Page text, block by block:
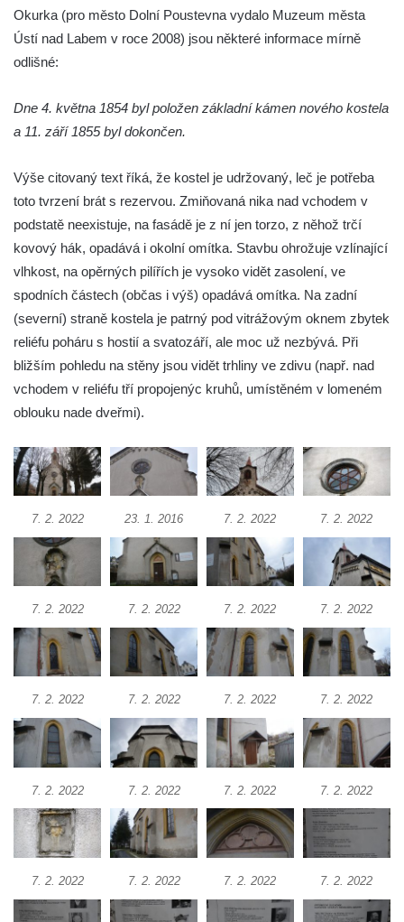
Márnice na hřbitově v Lužici
Kostel svatého Martina v Kozlech
Kaple v Oparnu
Crostau
Kaple Nanebevstoupení Panny Marie ve
Svitavě
Výklenková kaple Piety ve Svojkově
Kostel Nejsvětější Trojice ve Velenicích
Kostel svatého Vavřince v Okounově
Kostel svatých Petra a Pavla v Semilech
Kostel Nanebevzetí Panny Marie (St. Mariä
Himmelfahrt) v Schirgiswalde
Kostel svaté Máří Magdaleny u hradu
Kaple Olivetské hory pod věží kostela
svatého Michaela Archanděla v Bochově
Mildeova kaple pod Ortelem
Kostel Zvěstování Panny Marie v Duchcově
Výklenková kaple v Teplické ulici u stadionu
Evangelický kostel v Duchcově
Kostel svatých Petra a Pavla v Jeníkově
Kaple svatého Jana Nepomuckého v
Lahošti
Kostel svatého Mikuláše v Mikulášovicích
Kaple Tří otců v Mikulášovicích
Kaple Matky Boží v Mikulášovicích
Kaple Andělů strážných (Fürleova kaple) v
Mikulášovicích
Okurka (pro město Dolní Poustevna vydalo Muzeum města
Ústí nad Labem v roce 2008) jsou některé informace mírně
odlišné:
Dne 4. května 1854 byl položen základní kámen nového kostela
a 11. září 1855 byl dokončen.
Výše citovaný text říká, že kostel je udržovaný, leč je potřeba
toto tvrzení brát s rezervou. Zmiňovaná nika nad vchodem v
podstatě neexistuje, na fasádě je z ní jen torzo, z něhož trčí
kovový hák, opadává i okolní omítka. Stavbu ohrožuje vzlínající
vlhkost, na opěrných pilířích je vysoko vidět zasolení, ve
spodních částech (občas i výš) opadává omítka. Na zadní
(severní) straně kostela je patrný pod vitrážovým oknem zbytek
reliéfu poháru s hostií a svatozáří, ale moc už nezbývá. Při
bližším pohledu na stěny jsou vidět trhliny ve zdivu (např. nad
vchodem v reliéfu tří propojenýc kruhů, umístěném v lomeném
oblouku nade dveřmi).
7. 2. 2022 23. 1. 2016 7. 2. 2022 7. 2. 2022
7. 2. 2022 7. 2. 2022 7. 2. 2022 7. 2. 2022
7. 2. 2022 7. 2. 2022 7. 2. 2022 7. 2. 2022
7. 2. 2022 7. 2. 2022 7. 2. 2022 7. 2. 2022
7. 2. 2022 7. 2. 2022 7. 2. 2022 7. 2. 2022